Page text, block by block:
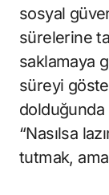
sosyal
sürelerine
saklamaya
süreyi
“Nasılsa
tutmak,